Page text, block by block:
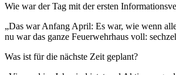
Wie war der Tag mit der ersten
„Das war Anfang April: Es war, wie wenn
nu war das ganze Feuerwehrhaus voll:
Was ist für die nächste Zeit geplant?